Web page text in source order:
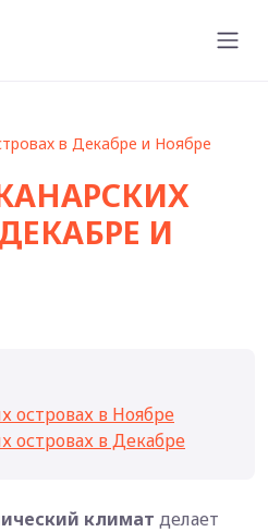
в Декабре и Ноябре
И
островах в Ноябре
островах в Декабре
климат делает